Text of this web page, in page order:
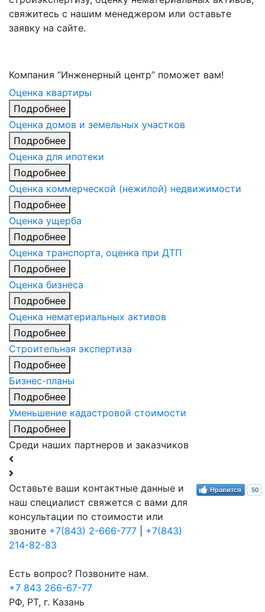
свяжитесь с нашим менеджером или оставьте
заявку на сайте.
Компания “Инженерный центр” поможет вам!
Оценка квартиры
Подробнее
Оценка домов и земельных участков
Подробнее
Оценка для ипотеки
Подробнее
Оценка коммерческой (нежилой) недвижимости
Подробнее
Оценка ущерба
Подробнее
Оценка транспорта, оценка при ДТП
Подробнее
Оценка бизнеса
Подробнее
Оценка нематериальных активов
Подробнее
Строительная экспертиза
Подробнее
Бизнес-планы
Подробнее
Уменьшение кадастровой стоимости
Подробнее
Среди наших партнеров и заказчиков
Оставьте ваши контактные данные и
наш специалист свяжется с вами для
консультации по стоимости или
звоните +7(843) 2-666-777
+7(843)
214-82-83
Нравится 50
Есть вопрос? Позвоните нам.
+7 843 266-67-77
РФ, РТ, г. Казань